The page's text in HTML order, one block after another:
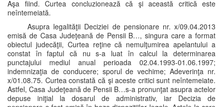
Aşa fiind. Curtea concluzionează că şi această critică este
neîntemeiată.
Asupra legalităţii Deciziei de pensionare nr. x/09.04.2013
emisă de Casa Judeţeană de Pensii B…, singura care a format
obiectul judecăţii, Curtea reţine că nemulţumirea apelantului a
constat în faptul că nu s-a luat în calcul la determinarea
punctajului mediul anual perioada 02.04.1993-01.06.1997;
indemnizaţia de conducere; sporul de vechime; Adeverinţa nr.
x/01.08.75. Curtea constată că şi aceste critici sunt neîntemeiate.
Astfel, Casa Judeţeană de Pensii B…s-a pronunţat asupra actelor
depuse iniţial la dosarul de administrativ, iar Decizia de